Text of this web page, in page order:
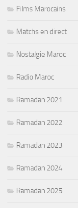
Films Marocains
Matchs en direct
Nostalgie Maroc
Radio Maroc
Ramadan 2021
Ramadan 2022
Ramadan 2023
Ramadan 2024
Ramadan 2025